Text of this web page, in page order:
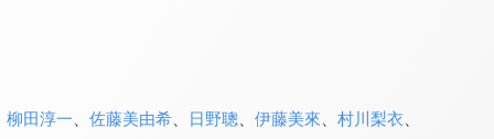
柳田淳一 佐藤美由希、 日野聰 伊藤美來 村川梨衣